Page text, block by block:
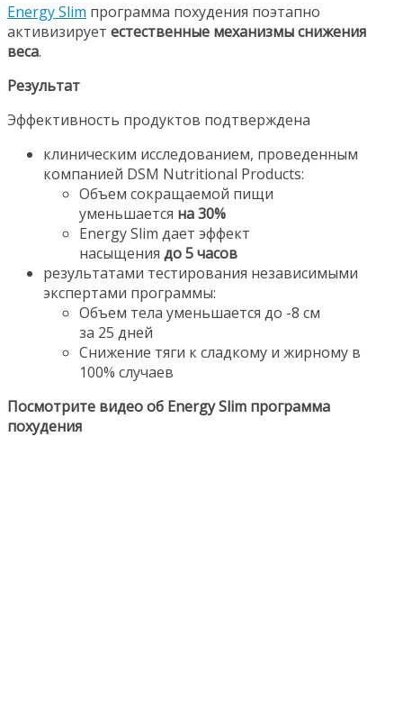
Energy Slim программа похудения поэтапно
активизирует естественные механизмы снижения
веса.
Результат
Эффективность продуктов подтверждена
клиническим исследованием, проведенным
компанией DSM Nutritional Products:
Объем сокращаемой пищи
уменьшается на 30%
Energy Slim дает эффект
насыщения до 5 часов
результатами тестирования независимыми
экспертами программы:
Объем тела уменьшается до -8 см
за 25 дней
Снижение тяги к сладкому и жирному в
100% случаев
Посмотрите видео об Energy Slim программа
похудения